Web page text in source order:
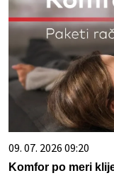
09. 07. 2026 09:20
Komfor po meri